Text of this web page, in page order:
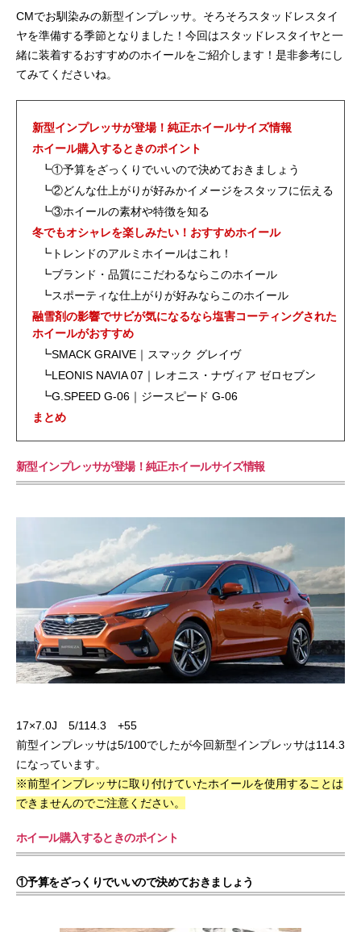
b
o
k
n
a
CMでお馴染みの新型インプレッサ。そろそろスタッドレスタイ
ヤを準備する季節となりました！今回はスタッドレスタイヤと一
緒に装着するおすすめのホイールをご紹介します！是非参考にし
てみてくださいね。
新型インプレッサが登場！純正ホイールサイズ情報
ホイール購入するときのポイント
┗①予算をざっくりでいいので決めておきましょう
┗②どんな仕上がりが好みかイメージをスタッフに伝える
┗③ホイールの素材や特徴を知る
冬でもオシャレを楽しみたい！おすすめホイール
┗トレンドのアルミホイールはこれ！
┗ブランド・品質にこだわるならこのホイール
┗スポーティな仕上がりが好みならこのホイール
融雪剤の影響でサビが気になるなら塩害コーティングされた
ホイールがおすすめ
┗SMACK GRAIVE｜スマック グレイヴ
┗LEONIS NAVIA 07｜レオニス・ナヴィア ゼロセブン
┗G.SPEED G-06｜ジースピード G-06
まとめ
新型インプレッサが登場！純正ホイールサイズ情報
17×7.0J 5/114.3 +55
前型インプレッサは5/100でしたが今回新型インプレッサは114.3
になっています。
※前型インプレッサに取り付けていたホイールを使用することは
できませんのでご注意ください。
ホイール購入するときのポイント
①予算をざっくりでいいので決めておきましょう